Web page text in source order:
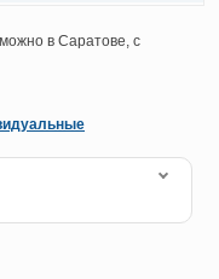
в Саратове, с